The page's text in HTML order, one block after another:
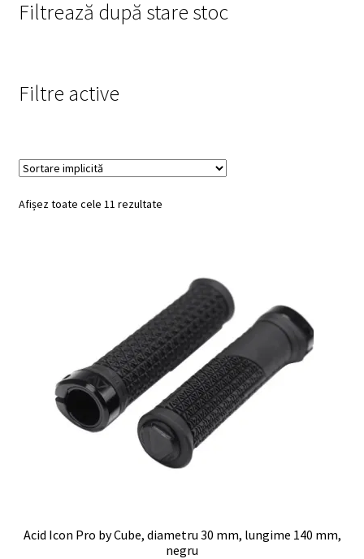
Filtrează după stare stoc
Filtre active
Afișez toate cele 11 rezultate
Acid Icon Pro by Cube, diametru 30 mm, lungime 140 mm,
negru